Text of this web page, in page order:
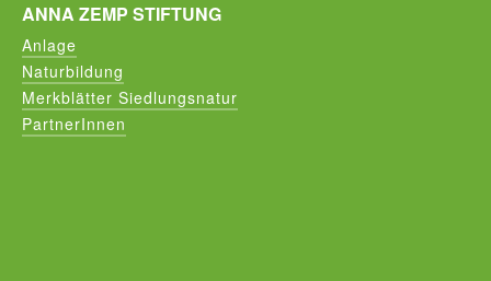
ANNA ZEMP STIFTUNG
Anlage
Naturbildung
Merkblätter Siedlungsnatur
PartnerInnen